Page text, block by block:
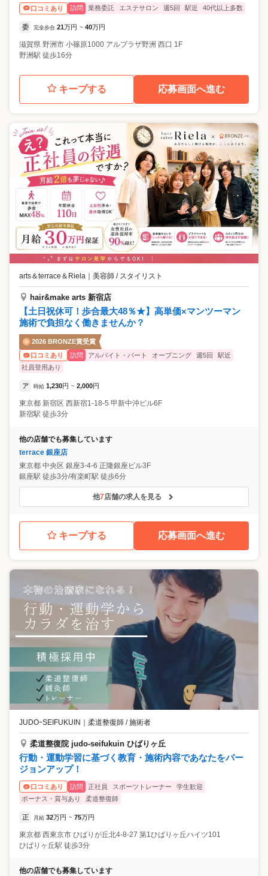
口コミあり 訪問 業務委託 エステサロン 週5回 駅近 40代以上多数
委 完全歩合 21万円 ~ 40万円
滋賀県 野洲市 小篠原1000 アルプラザ野洲 西口 1F
野洲駅 徒歩16分
キープする 応募画面へ進む
arts＆terrace＆Riela 美容師 / スタイリスト
hair&make arts 新宿店
【土日祝休可！歩合最大48％★】高単価×マンツーマン
施術で負担なく働きませんか？
2026 BRONZE賞受賞
口コミあり
訪問 アルバイト・パート オープニング 週5回
駅近
社員登用あり
ア 時給 1,230円 ~ 2,000円
東京都 新宿区 西新宿1-18-5 甲新中沖ビル6F
新宿駅 徒歩3分
他の店舗でも募集しています
terrace 銀座店
東京都 中央区 銀座3-4-6 正隆銀座ビル3F
銀座駅 徒歩3分/有楽町駅 徒歩6分
他7店舗の求人を見る
キープする 応募画面へ進む
JUDOｰSEIFUKUIN 柔道整復師 / 施術者
柔道整復院 judo-seifukuin ひばりヶ丘
行動・運動学習に基づく教育・施術内容であなたをバー
ジョンアップ！
口コミあり 訪問 正社員 スポーツトレーナー
学生歓迎
ボーナス・賞与あり
柔道整復師
正 月給 32万円 ~ 75万円
東京都 西東京市 ひばりが丘北4-8-27 第1ひばりヶ丘ハイツ101
ひばりヶ丘駅 徒歩3分
他の店舗でも募集しています